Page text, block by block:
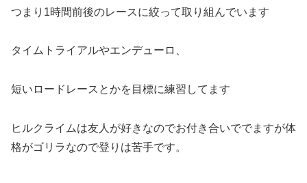
つまり1時間前後のレースに絞って取り組んでいます
タイムトライアルやエンデューロ、
短いロードレースとかを目標に練習してます
ヒルクライムは友人が好きなのでお付き合いででますが体
格がゴリラなので登りは苦手です。